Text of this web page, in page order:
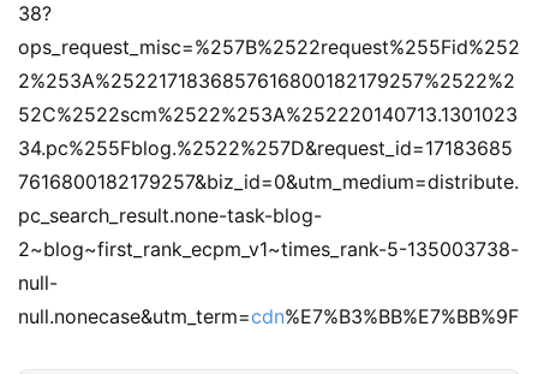
38?
ops_request_misc=%257B%2522request%255Fid%252
2%253A%2522171836857616800182179257%2522%2
52C%2522scm%2522%253A%252220140713.1301023
34.pc%255Fblog.%2522%257D&request_id=17183685
7616800182179257&biz_id=0&utm_medium=distribute.
pc_search_result.none-task-blog-
2~blog~first_rank_ecpm_v1~times_rank-5-135003738-
null-
null.nonecase&utm_term=cdn%E7%B3%BB%E7%BB%9F